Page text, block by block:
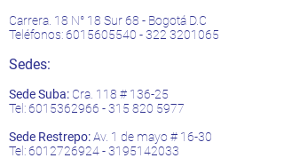
Carrera. 18 N° 18 Sur 68 - Bogotá D.C
Teléfonos:6015605540 - 322 3201065
Sedes:
Sede Suba: Cra. 118 # 136-25
Tel:6015362966 - 315 820 5977
Sede Restrepo:Av. 1 de mayo # 16-30
Tel:6012726924-3195142033